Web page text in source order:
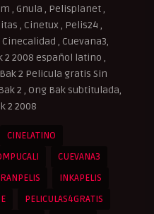
, Gnula , Pelisplanet ,
, Cinetux , Pelis24 ,
, Cuevana3,
2 2008 español latino ,
2 Pelicula gratis Sin
2 , Ong Bak subtitulada,
2 2008
CINELATINO
CUEVANA3
INKAPELIS
PELICULAS4GRATIS